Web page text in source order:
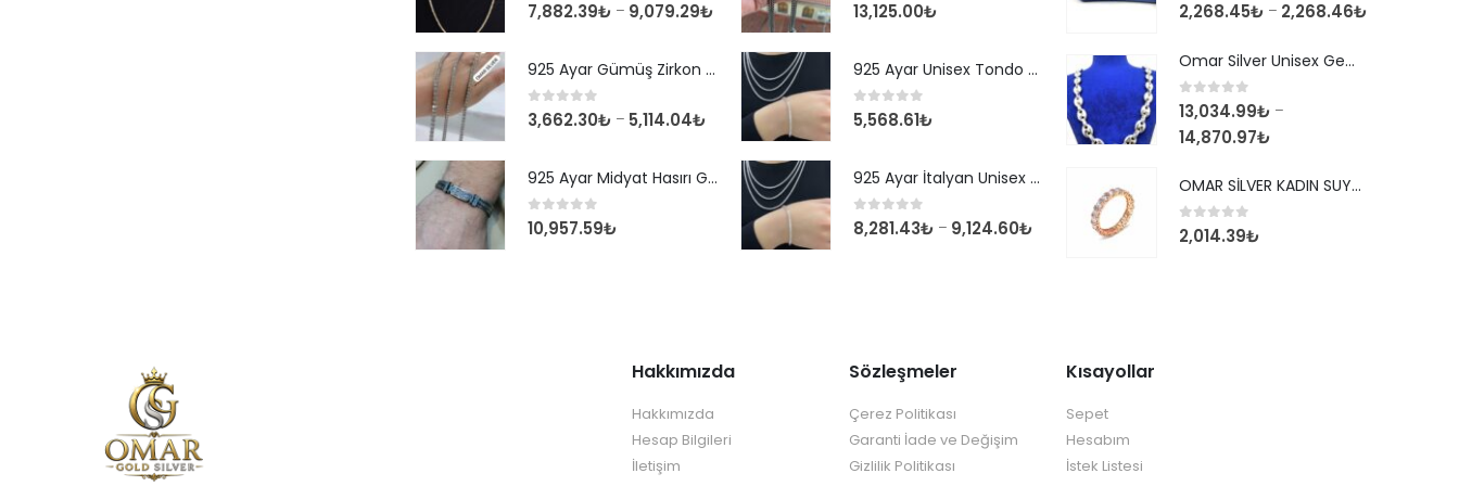
0 out of 5
7,882.39₺ – 9,079.29₺
925 Ayar Gümüş Zirkon Taşlı Yuvarlak Suyolu Bileklik
0 out of 5
3,662.30₺ – 5,114.04₺
925 Ayar Midyat Hasırı Gümüş Erkek Bilekliği
0out of 5
10,957.59₺
0out of 5
13,125.00₺
925 Ayar Unisex Tondo 3,00 mm İtalyan Bileklik
0 out of 5
5,568.61₺
925 Ayar İtalyan Unisex Tondo 3,00 mm Kolye Zincir
0 out of 5
8,281.43₺ – 9,124.60₺
0 out of 5
2,268.45₺ – 2,268.46₺
Omar Silver Unisex Gemici Arpa 11MM Gümüş Kolye Zincir
0out of 5
13,034.99₺ –
14,870.97₺
OMAR SİLVER KADIN SUYOLU TAMTUR GÜMÜŞ ROSE YÜZÜK SU YOLU TAMTUR YÜZÜK Omr8149
0 out of 5
2,014.39₺
Hakkımızda
Hakkımızda
Hesap Bilgileri
İletişim
Sözleşmeler
Çerez Politikası
Garanti İade ve Değişim
Gizlilik Politikası
Kısayollar
Sepet
Hesabım
İstek Listesi